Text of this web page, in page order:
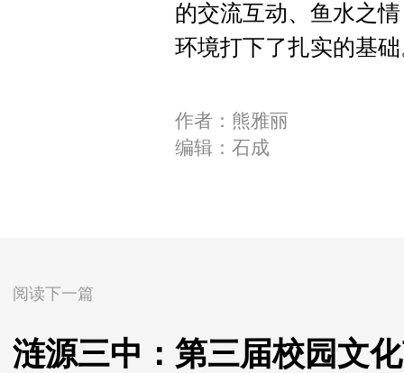
的交流互动、鱼水之
环境打下了扎实的基
作者：熊雅丽
编辑：石成
阅读下一篇
涟源三中：第三届校园文